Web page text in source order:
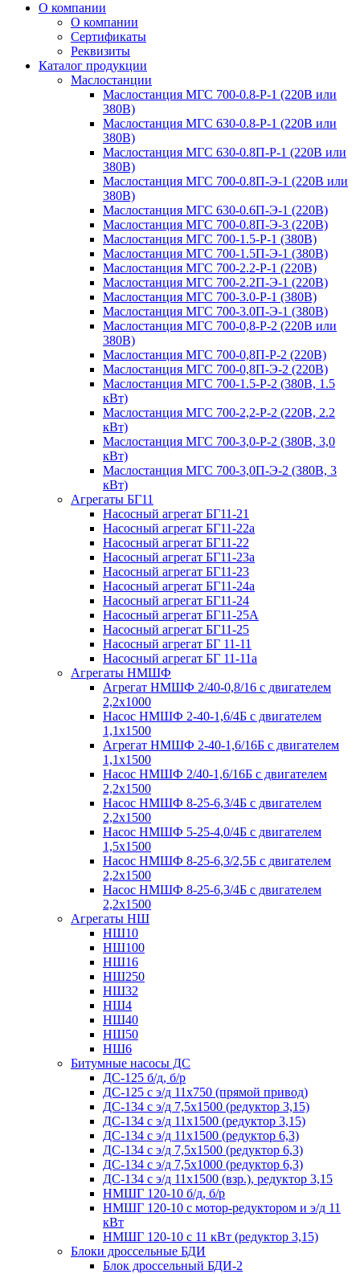
О компании
О компании
Сертификаты
Реквизиты
Каталог продукции
Маслостанции
Маслостанция МГС 700-0.8-Р-1 (220В или
380В)
Маслостанция МГС 630-0.8-Р-1 (220В или
380В)
Маслостанция МГС 630-0.8П-Р-1 (220В или
380В)
Маслостанция МГС 700-0.8П-Э-1 (220В или
380В)
Маслостанция МГС 630-0.6П-Э-1 (220В)
Маслостанция МГС 700-0.8П-Э-3 (220В)
Маслостанция МГС 700-1.5-Р-1 (380В)
Маслостанция МГС 700-1.5П-Э-1 (380В)
Маслостанция МГС 700-2.2-Р-1 (220В)
Маслостанция МГС 700-2.2П-Э-1 (220В)
Маслостанция МГС 700-3.0-Р-1 (380В)
Маслостанция МГС 700-3.0П-Э-1 (380В)
Маслостанция МГС 700-0,8-Р-2 (220В или
380В)
Маслостанция МГС 700-0,8П-Р-2 (220В)
Маслостанция МГС 700-0,8П-Э-2 (220В)
Маслостанция МГС 700-1.5-Р-2 (380В, 1.5
кВт)
Маслостанция МГС 700-2,2-Р-2 (220В, 2.2
кВт)
Маслостанция МГС 700-3,0-Р-2 (380В, 3,0
кВт)
Маслостанция МГС 700-3,0П-Э-2 (380В, 3
кВт)
Агрегаты БГ11
Насосный агрегат БГ11-21
Насосный агрегат БГ11-22а
Насосный агрегат БГ11-22
Насосный агрегат БГ11-23а
Насосный агрегат БГ11-23
Насосный агрегат БГ11-24а
Насосный агрегат БГ11-24
Насосный агрегат БГ11-25А
Насосный агрегат БГ11-25
Насосный агрегат БГ 11-11
Насосный агрегат БГ 11-11а
Агрегаты НМШФ
Агрегат НМШФ 2/40-0,8/16 с двигателем
2,2х1000
Насос НМШФ 2-40-1,6/4Б с двигателем
1,1х1500
Агрегат НМШФ 2-40-1,6/16Б с двигателем
1,1х1500
Насос НМШФ 2/40-1,6/16Б с двигателем
2,2х1500
Насос НМШФ 8-25-6,3/4Б с двигателем
2,2х1500
Насос НМШФ 5-25-4,0/4Б с двигателем
1,5х1500
Насос НМШФ 8-25-6,3/2,5Б с двигателем
2,2х1500
Насос НМШФ 8-25-6,3/4Б с двигателем
2,2х1500
Агрегаты НШ
НШ10
НШ100
НШ16
НШ250
НШ32
НШ4
НШ40
НШ50
НШ6
Битумные насосы ДС
ДС-125 б/д, б/р
ДС-125 с э/д 11х750 (прямой привод)
ДС-134 с э/д 7,5х1500 (редуктор 3,15)
ДС-134 с э/д 11х1500 (редуктор 3,15)
ДС-134 с э/д 11х1500 (редуктор 6,3)
ДС-134 с э/д 7,5х1500 (редуктор 6,3)
ДС-134 с э/д 7,5х1000 (редуктор 6,3)
ДС-134 с э/д 11х1500 (взр.), редуктор 3,15
НМШГ 120-10 б/д, б/р
НМШГ 120-10 с мотор-редуктором и э/д 11
кВт
НМШГ 120-10 с 11 кВт (редуктор 3,15)
Блоки дроссельные БДИ
Блок дроссельный БДИ-2